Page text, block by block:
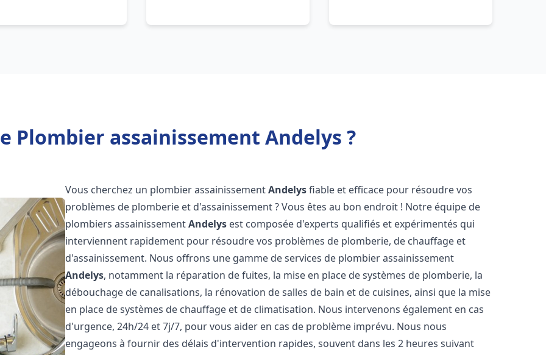
Plombier assainissement Andelys ?
Vous cherchez un plombier assainissementAndelysfiable et efficace pour résoudre vos
problèmes de plomberie et d'assainissement ? Vous êtes au bon endroit ! Notre équipe de
plombiers assainissementAndelys est composée d'experts qualifiés et expérimentés qui
interviennent rapidement pour résoudre vos problèmes de plomberie, de chauffage et
d'assainissement. Nous offrons une gamme de services de plombier assainissement
Andelys, notamment la réparation de fuites, la mise en place de systèmes de plomberie, la
débouchage de canalisations, la rénovation de salles de bain et de cuisines, ainsi que la mise
en place de systèmes de chauffage et de climatisation. Nous intervenons également en cas
d'urgence, 24h/24 et 7j/7, pour vous aider en cas de problème imprévu. Nous nous
engageons à fournir des délais d'intervention rapides, souvent dans les 2 heures suivant